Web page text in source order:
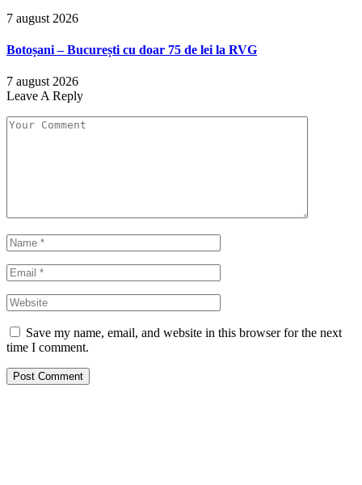
7 august 2026
Botoșani – București cu doar 75 de lei la RVG
7 august 2026
Leave A Reply
Save my name, email, and website in this browser for the next
time I comment.